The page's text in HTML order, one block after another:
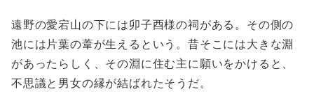
遠野の愛宕山の下には卯子酉様の祠がある。その側の
池には片葉の葦が生えるという。昔そこには大きな淵
があったらしく、その淵に住む主に願いをかけると、
不思議と男女の縁が結ばれたそうだ。